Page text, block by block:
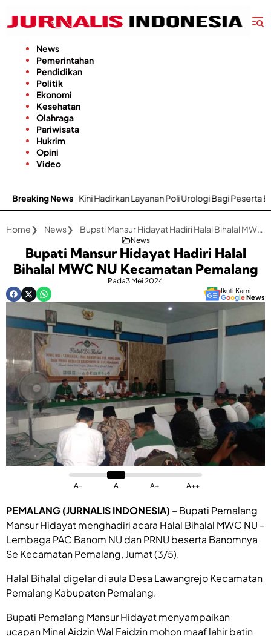
konten
News
Pemerintahan
Pendidikan
Politik
Ekonomi
Kesehatan
Olahraga
Pariwisata
Hukrim
Opini
Video
Breaking News
Hadirkan Layanan Poli Urologi Bagi Peserta BPJS Kesehatan
Home News Bupati Mansur Hidayat Hadiri Halal Bihalal MWC NU Kecamatan Pemalang
News
Bupati Mansur Hidayat Hadiri Halal
Bihalal MWC NU Kecamatan Pemalang
Pada3 Mei 2024
Ikuti Kami
GoogleNews
A- A A+ A++
PEMALANG (JURNALIS INDONESIA) – Bupati Pemalang
Mansur Hidayat menghadiri acara Halal Bihalal MWC NU –
Lembaga PAC Banom NU dan PRNU beserta Banomnya
Se Kecamatan Pemalang, Jumat (3/5).
Halal Bihalal digelar di aula Desa Lawangrejo Kecamatan
Pemalang Kabupaten Pemalang.
Bupati Pemalang Mansur Hidayat menyampaikan
ucapan Minal Aidzin Wal Faidzin mohon maaf lahir batin